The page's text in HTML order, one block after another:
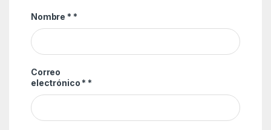
Nombre * *
Correo
electrónico * *